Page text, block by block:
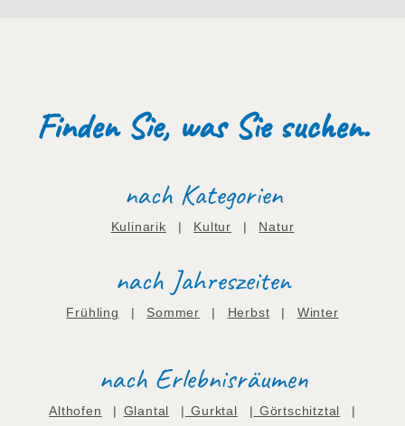
Finden Sie, was Sie suchen.
nach Kategorien
Kulinarik | Kultur | Natur
nach Jahreszeiten
Frühling | Sommer | Herbst | Winter
nach Erlebnisräumen
Althofen | Glantal | Gurktal | Görtschitztal |